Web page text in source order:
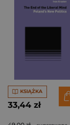
KSIĄŻKA
33,44 zł